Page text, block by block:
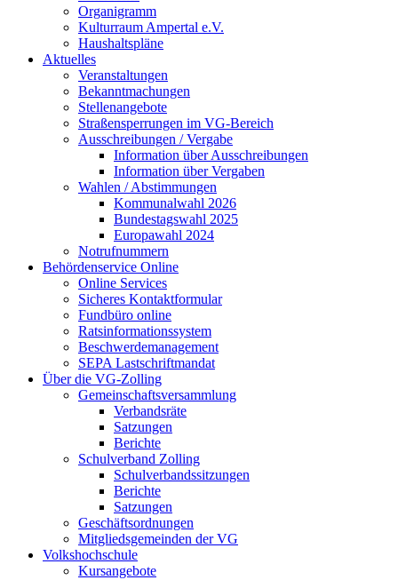
Organigramm
Kulturraum Ampertal e.V.
Haushaltspläne
Aktuelles
Veranstaltungen
Bekanntmachungen
Stellenangebote
Straßensperrungen im VG-Bereich
Ausschreibungen / Vergabe
Information über Ausschreibungen
Information über Vergaben
Wahlen / Abstimmungen
Kommunalwahl 2026
Bundestagswahl 2025
Europawahl 2024
Notrufnummern
Behördenservice Online
Online Services
Sicheres Kontaktformular
Fundbüro online
Ratsinformationssystem
Beschwerdemanagement
SEPA Lastschriftmandat
Über die VG-Zolling
Gemeinschaftsversammlung
Verbandsräte
Satzungen
Berichte
Schulverband Zolling
Schulverbandssitzungen
Berichte
Satzungen
Geschäftsordnungen
Mitgliedsgemeinden der VG
Volkshochschule
Kursangebote